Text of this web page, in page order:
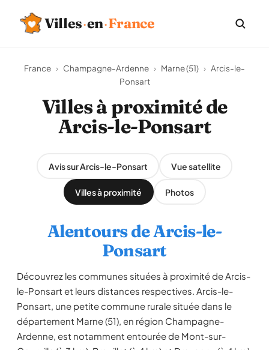
Villes·en·France
France › Champagne-Ardenne › Marne (51) › Arcis-le-
Ponsart
Villes à proximité de
Arcis-le-Ponsart
Avis sur Arcis-le-Ponsart Vue satellite
Villes à proximité Photos
Alentours de Arcis-le-
Ponsart
Découvrez les communes situées à proximité de Arcis-
le-Ponsart et leurs distances respectives. Arcis-le-
Ponsart, une petite commune rurale située dans le
département Marne (51), en région Champagne-
Ardenne, est notamment entourée de Mont-sur-